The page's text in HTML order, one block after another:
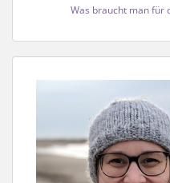
Was braucht man für